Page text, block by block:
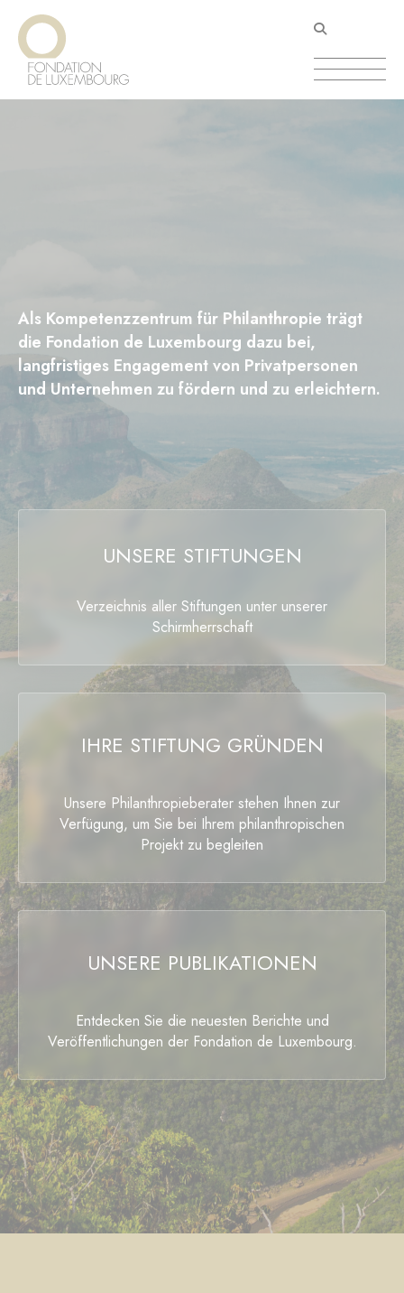
Direkt
zum
Inhalt
Als Kompetenzzentrum für Philanthropie trägt
die Fondation de Luxembourg dazu bei,
langfristiges Engagement von Privatpersonen
und Unternehmen zu fördern und zu erleichtern.
UNSERE STIFTUNGEN
Verzeichnis aller Stiftungen unter unserer
Schirmherrschaft
IHRE STIFTUNG GRÜNDEN
Unsere Philanthropieberater stehen Ihnen zur
Verfügung, um Sie bei Ihrem philanthropischen
Projekt zu begleiten
UNSERE PUBLIKATIONEN
Entdecken Sie die neuesten Berichte und
Veröffentlichungen der Fondation de Luxembourg.
Cookie-Einstellungen